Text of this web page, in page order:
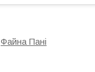
Файна Пані